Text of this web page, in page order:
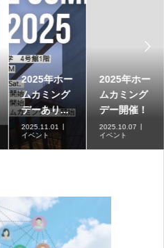
2025年ホー
ムカミング
デーあり...
2025.11.01
イベント
2025年ホー
ムカミング
デー開催！
2025.10.07
イベント
